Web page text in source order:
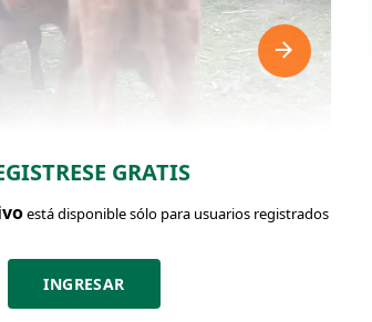
GRATIS
está disponible sólo para usuarios registrados
INGRESAR